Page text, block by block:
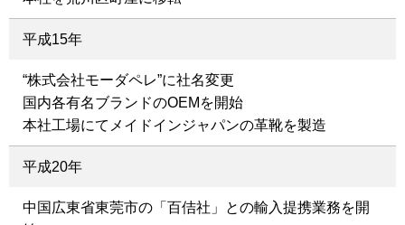
平成15年
“株式会社モーダペレ”に社名変更
国内各有名ブランドのOEMを開始
本社工場にてメイドインジャパンの革靴を製造
平成20年
中国広東省東莞市の「百佶社」との輸入提携業務を開